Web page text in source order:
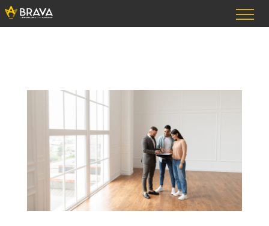
Vai
al
contenuto